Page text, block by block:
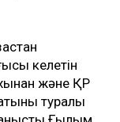
келетін
және ҚР
туралы